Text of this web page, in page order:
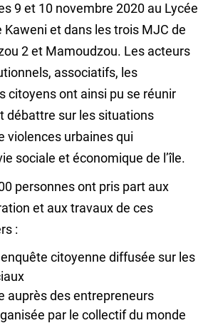
9 et 10 novembre 2020 au Lycée
Kaweni et dans les trois MJC de
2 et Mamoudzou. Les acteurs
associatifs, les
citoyens ont ainsi pu se réunir
débattre sur les situations
violences urbaines qui
sociale et économique de l’île.
personnes ont pris part aux
et aux travaux de ces
:
citoyenne diffusée sur les
auprès des entrepreneurs
par le collectif du monde